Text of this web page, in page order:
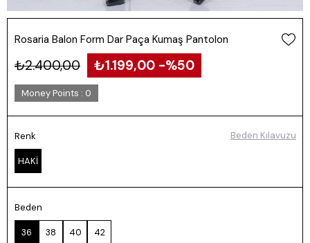
Rosaria Balon Form Dar Paça Kumaş Pantolon
₺2.400,00 ₺1.199,00 50
Money Points : 0
Renk
HAKİ
Beden
36 38 40 42
Beden Kılavuzu